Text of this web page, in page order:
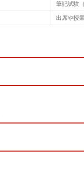
筆記試験
出席や授